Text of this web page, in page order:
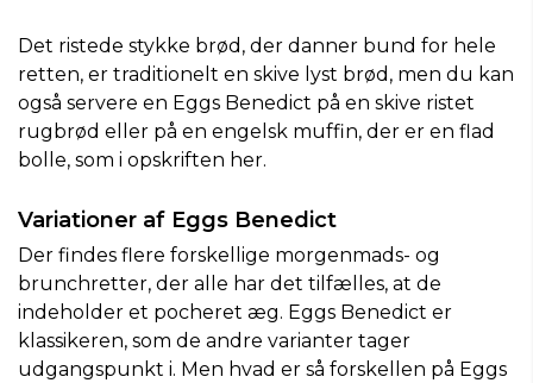
Det ristede stykke brød, der danner bund for hele
retten, er traditionelt en skive lyst brød, men du kan
også servere en Eggs Benedict på en skive ristet
rugbrød eller på en engelsk muffin, der er en flad
bolle, som i opskriften her.
Variationer af Eggs Benedict
Der findes flere forskellige morgenmads- og
brunchretter, der alle har det tilfælles, at de
indeholder et pocheret æg. Eggs Benedict er
klassikeren, som de andre varianter tager
udgangspunkt i. Men hvad er så forskellen på Eggs